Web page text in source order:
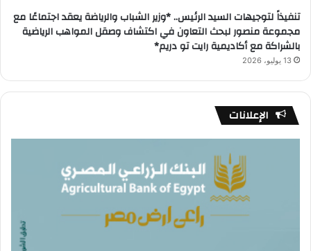
تنفيذاً لتوجيهات السيد الرئيس.. *وزير الشباب والرياضة يعقد اجتماعًا مع
مجموعة منصور لبحث التعاون في اكتشاف وصقل المواهب الرياضية
بالشراكة مع أكاديمية رايت تو دريم*
13 يوليو، 2026
الإعلانات